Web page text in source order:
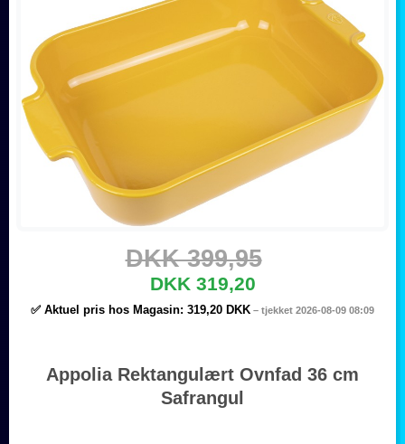
DKK 399,95
DKK 319,20
✅ Aktuel pris hos Magasin: 319,20 DKK – tjekket 2026-08-09 08:09
Appolia Rektangulært Ovnfad 36 cm
Safrangul